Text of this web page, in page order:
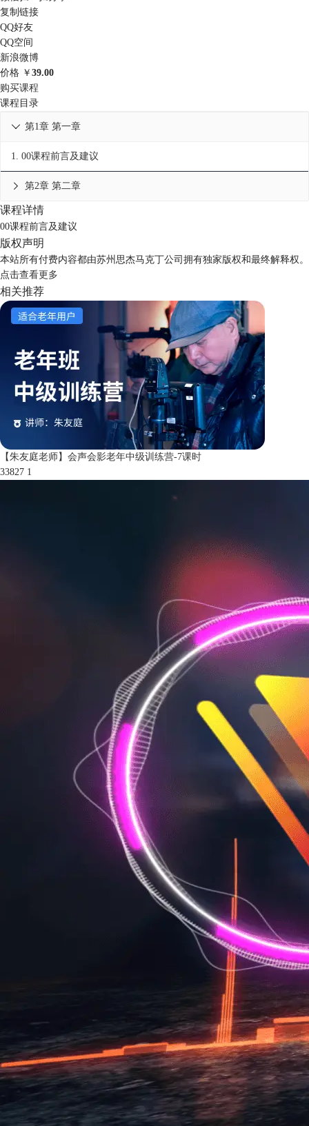
复制链接
QQ好友
QQ空间
新浪微博
价格 ￥ 39.00
购买课程
课程目录
第1章 第一章

1. 00课程前言及建议
第2章 第二章

课程详情
00课程前言及建议
版权声明
本站所有付费内容都由苏州思杰马克丁公司拥有独家版权和最终解释权。
点击查看更多
相关推荐
【朱友庭老师】会声会影老年中级训练营-7课时
33827 1